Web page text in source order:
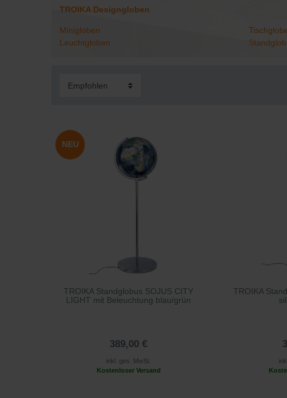
TROIKA Designgloben
Minigloben
Leuchtgloben
NEU
TROIKA Standglobus SOJUS CITY
LIGHT mit Beleuchtung blau/grün
389,00 €
inkl. ges. MwSt.
Kostenloser Versand
TROIKA